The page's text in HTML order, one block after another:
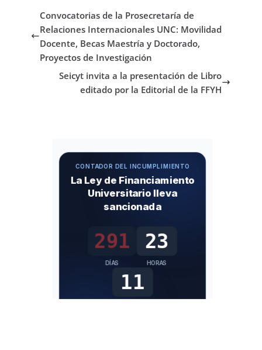
b
o
o
k
d
o
n
l p
ar
ti
r
Convocatorias de la Prosecretaría de
Relaciones Internacionales UNC: Movilidad
Docente, Becas Maestría y Doctorado,
Proyectos de Investigación
Seicyt invita a la presentación de Libro
editado por la Editorial de la FFYH